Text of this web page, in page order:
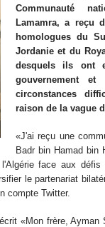
Communauté
Lamamra, a reçu
homologues du
Jordanie et du
desquels ils ont
gouvernement
circonstances
raison de la vague
«J'ai reçu une
Badr bin Hamad bin
face aux
le partenariat
compte Twitter.
«Mon frère, Ayman